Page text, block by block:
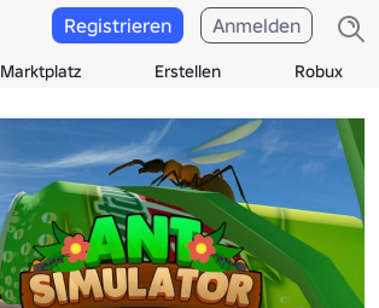
Marktplatz Erstellen Robux
Registrieren Anmelden